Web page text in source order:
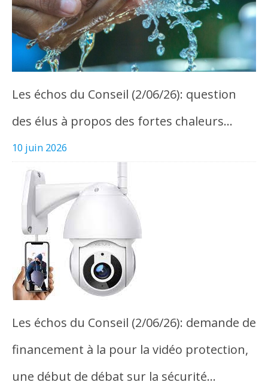
Les échos du Conseil (2/06/26): question
des élus à propos des fortes chaleurs…
10 juin 2026
Les échos du Conseil (2/06/26): demande de
financement à la pour la vidéo protection,
une début de débat sur la sécurité…